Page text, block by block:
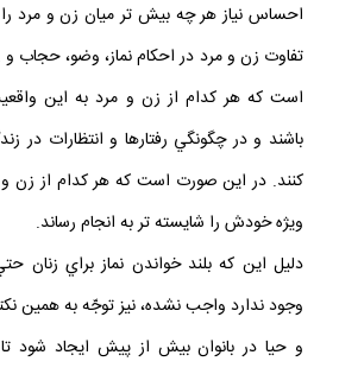
احساس نياز هر چه بيش تر ميان زن و مرد
تفاوت زن و مرد در احكام نماز، وضو، حجاب
است كه هر كدام از زن و مرد به اين
باشند و در چگونگي رفتارها و انتظارات در
كنند. در اين صورت است كه هر كدام از زن و
ويژه خودش را شايسته تر به انجام رساند.
دليل اين كه بلند خواندن نماز براي زنان
وجود ندارد واجب نشده، نيز توجّه به همين
و حيا در بانوان بيش از پيش ايجاد شود